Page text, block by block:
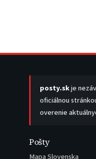
posty.skje
oficiálnou
overenie
Pošty
Mapa Slovenska